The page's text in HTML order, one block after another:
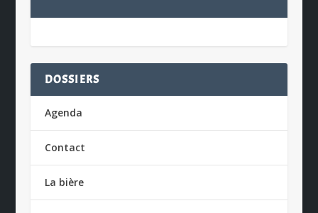
DOSSIERS
Agenda
Contact
La bière